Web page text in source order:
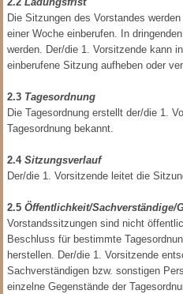
Die Sitzungen des Vorstandes
einer Woche einberufen. In
werden. Der/die 1. Vorsitzende kann
einberufene Sitzung aufheben oder
2.3 Tagesordnung
Die Tagesordnung erstellt der/die 1.
Tagesordnung bekannt.
2.4 Sitzungsverlauf
Der/die 1. Vorsitzende leitet die
2.5 Öffentlichkeit/Sachverständige/
Vorstandssitzungen sind nicht
Beschluss für bestimmte
herstellen. Der/die 1. Vorsitzende
Sachverständigen bzw. sonstigen
einzelne Gegenstände der